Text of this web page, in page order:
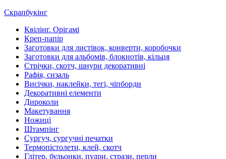
Скрапбукінг
Квілінг. Орігамі
Креп-папір
Заготовки для листівок, конверти, коробочки
Заготовки для альбомів, блокнотів, кільця
Стрічки, скотч, шнури декоративні
Рафія, сизаль
Висічки, наклейки, тегі, чіпборди
Декоративні елементи
Дироколи
Макетування
Ножиці
Штампінг
Сургуч, сургучні печатки
Термопістолети, клей, скотч
Глітер, бульонки, пудри, стрази, перли